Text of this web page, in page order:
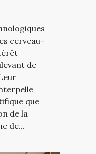
cerveau-
de
que
de la
de...